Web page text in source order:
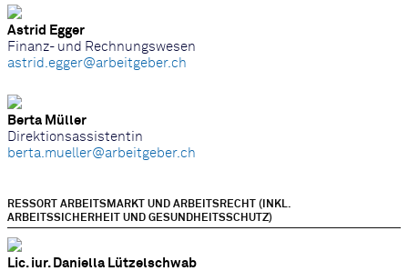
Astrid Egger
Finanz- und Rechnungswesen
astrid.egger@arbeitgeber.ch
Berta Müller
Direktionsassistentin
berta.mueller@arbeitgeber.ch
RESSORT ARBEITSMARKT UND ARBEITSRECHT (INKL.
ARBEITSSICHERHEIT UND GESUNDHEITSSCHUTZ)
Lic. iur. Daniella Lützelschwab